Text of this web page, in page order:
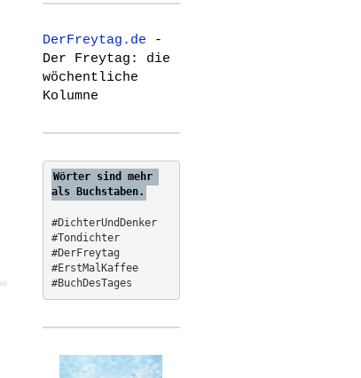
r
h
f
o
r
DerFreytag.de -
Der Freytag: die
wöchentliche
Kolumne
Wörter sind mehr
als Buchstaben.
#DichterUndDenker
#Tondichter
#DerFreytag
#ErstMalKaffee
#BuchDesTages